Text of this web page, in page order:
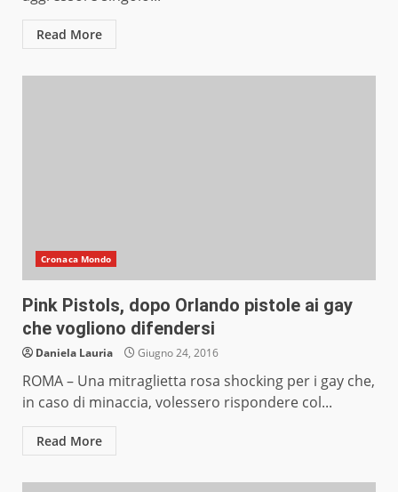
Read More
Cronaca Mondo
Pink Pistols, dopo Orlando pistole ai gay
che vogliono difendersi
Daniela Lauria Giugno 24, 2016
ROMA – Una mitraglietta rosa shocking per i gay che,
in caso di minaccia, volessero rispondere col...
Read More